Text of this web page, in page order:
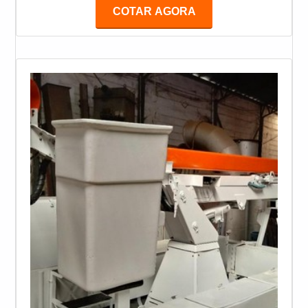
Empilhadeiras existem as melhores condições para
quem deseja achar o que precisa para guindastes e
oferecidos, como guindaste articulado e guindaste
hidráulico veicular com ótima qualidade e
assertividade.Com a organização é possível tirar as
suas dúvidas sobre os serviços do ramo, além de
contar com os melhores profissionais e instalações.
Assim, conquistando a confiança e a satisfação dos
clientes, que são os maiores objetivos da marca.A
RS Empilhadeiras é uma empresa que tem
despontado no mercado pela seriedade e qualidade
que garante a melhor experiência de todos os
em uma empresa inovadora, chega até a RS
manual, a companhia garante tudo o que há de mais
atual no segmento.Sem trocar o foco sobre cesto
aéreo duplo, na essência da empresa, a mesma deve
prezar pelos produtos e serviços com ótima
qualidade e precisão, pontos importantes que ficam
de fora no planejamento de empresas que visam
apenas o lucro, deixando a desejar nos outros
fatores.É importante lembrar que o produto deve
sempre ser adquirido com companhias
especializadas no segmento. Esse tipo de cuidado
ajuda a garantir a qualidade e durabilidade dos
materiais, além de evitar prejuízos com substituições
frequentes de produtos que não cumprem com suas
funções adequadamente. Assim, é possível poupar
COTAR AGORA